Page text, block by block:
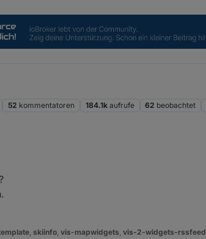
52 kommentatoren 184.1k aufrufe 62 beobachtet
ein Start mit 0 möglich.
skiinfo vis-mapwidgets vis-2-widgets-rssfeed